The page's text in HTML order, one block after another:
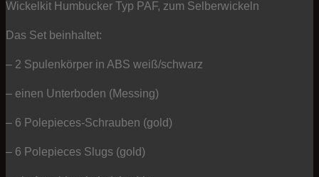
Alnico
Wickelkit Humbucker Typ PAF, zum Selberwickeln
Das Set beinhaltet:
– 2 Spulenkörper in ABS weiß/schwarz
– einen Unterboden (Messing)
– 6 Polepieces-Schrauben (gold)
– 6 Polepieces Slugs (gold)